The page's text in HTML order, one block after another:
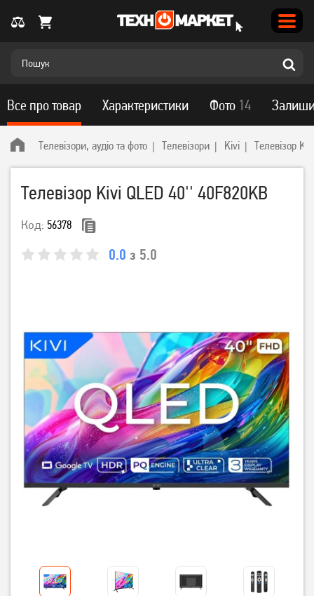
Телевізори, аудіо та фото Телевізори Kivi Телевізор
Телевізор Kivi QLED 40'' 40F820KB
Код: 56378
0.0 з 5.0
Все про товар Характеристики Фото 14